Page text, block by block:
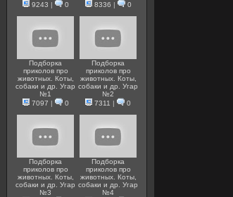
9243 | 0
8336 | 0
Подборка
приколов про
животных. Коты,
собаки и др. Угар
№1
7097 | 0
Подборка
приколов про
животных. Коты,
собаки и др. Угар
№2
7311 | 0
Подборка
приколов про
животных. Коты,
собаки и др. Угар
№3
Подборка
приколов про
животных. Коты,
собаки и др. Угар
№4